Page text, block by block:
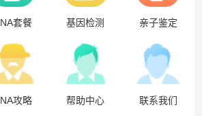
套餐 基因检测 亲子鉴定
攻略 帮助中心 联系我们